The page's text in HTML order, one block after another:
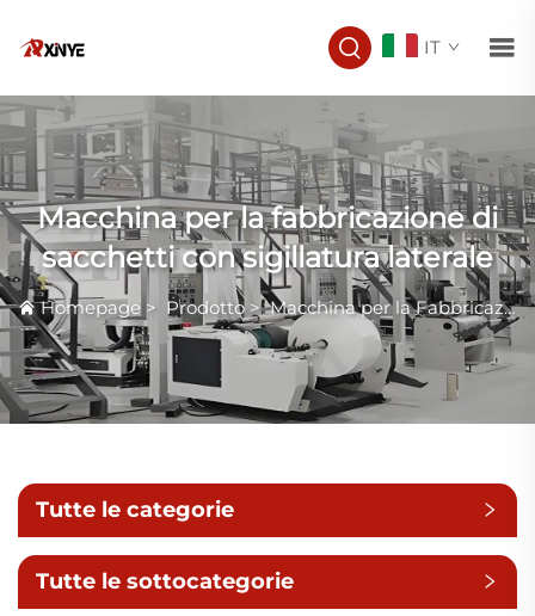
IT
Macchina per la fabbricazione di
sacchetti con sigillatura laterale
Homepage > Prodotto>Macchina per la Fabbricazione di Sacchi
Tutte le categorie
Tutte le sottocategorie